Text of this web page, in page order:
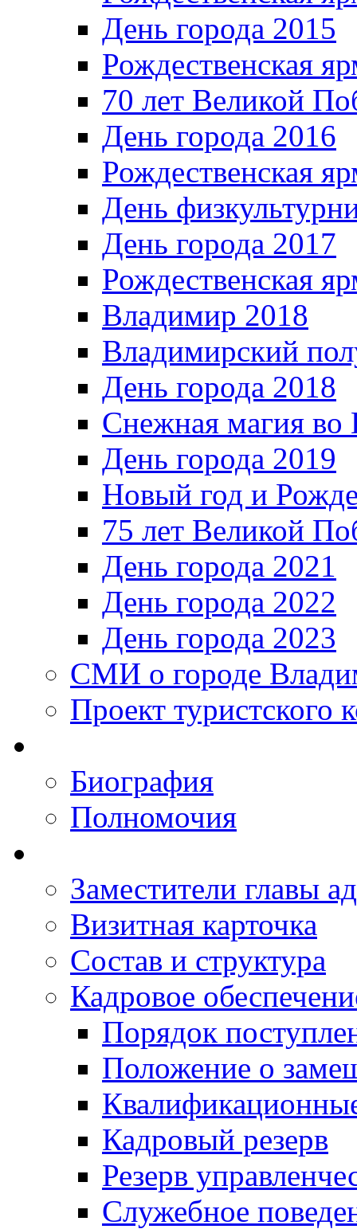
День города 2015
Рождественская
70 лет Великой
День города 2016
Рождественская
День
День города 2017
Рождественская
Владимир 2018
Владимирский
День города 2018
Снежная магия во
День города 2019
Новый год и
75 лет Великой
День города 2021
День города 2022
День города 2023
СМИ о городе
Проект туристского
Биография
Полномочия
Заместители главы
Визитная карточка
Состав и структура
Кадровое
Порядок
Положение о
Кадровый резерв
Резерв
Служебное